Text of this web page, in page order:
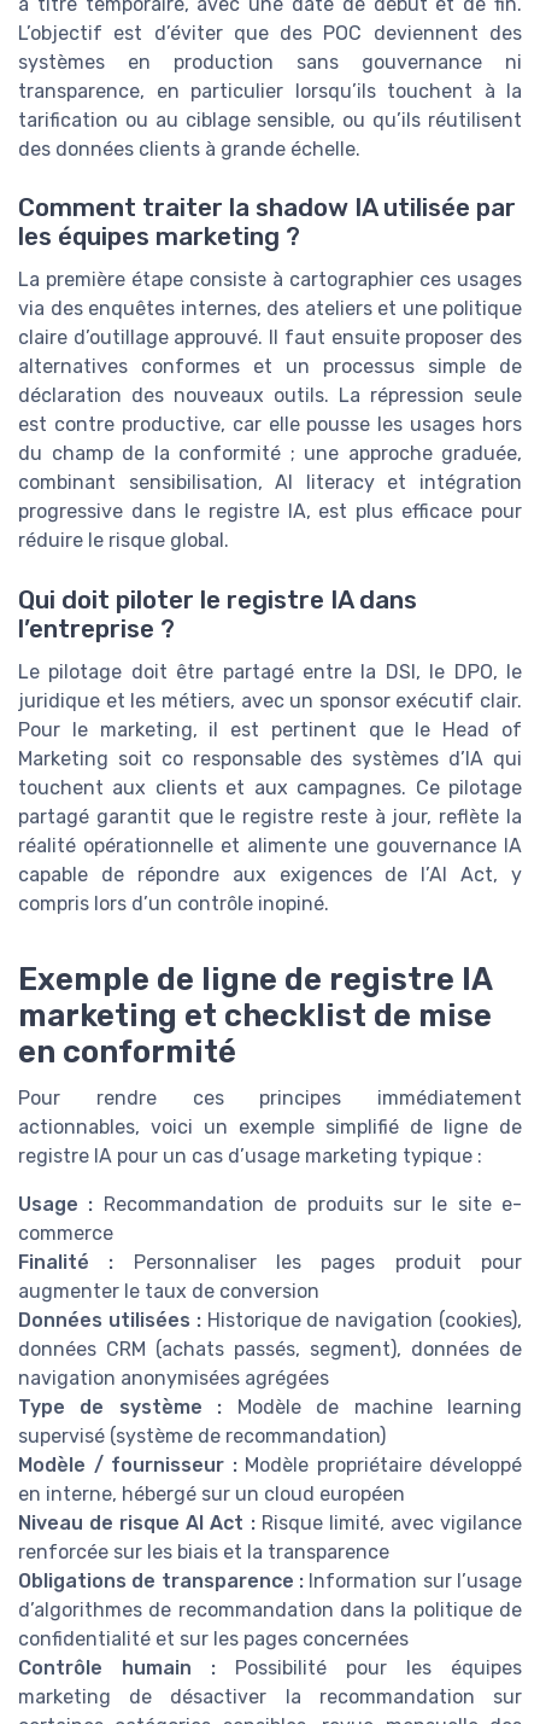
L’objectif est d’éviter que des POC deviennent des
systèmes en production sans gouvernance ni
transparence, en particulier lorsqu’ils touchent à la
tarification ou au ciblage sensible, ou qu’ils réutilisent
des données clients à grande échelle.
Comment traiter la shadow IA utilisée par
les équipes marketing ?
La première étape consiste à cartographier ces usages
via des enquêtes internes, des ateliers et une politique
claire d’outillage approuvé. Il faut ensuite proposer des
alternatives conformes et un processus simple de
déclaration des nouveaux outils. La répression seule
est contre productive, car elle pousse les usages hors
du champ de la conformité ; une approche graduée,
combinant sensibilisation, AI literacy et intégration
progressive dans le registre IA, est plus efficace pour
réduire le risque global.
Qui doit piloter le registre IA dans
l’entreprise ?
Le pilotage doit être partagé entre la DSI, le DPO, le
juridique et les métiers, avec un sponsor exécutif clair.
Pour le marketing, il est pertinent que le Head of
Marketing soit co responsable des systèmes d’IA qui
touchent aux clients et aux campagnes. Ce pilotage
partagé garantit que le registre reste à jour, reflète la
réalité opérationnelle et alimente une gouvernance IA
capable de répondre aux exigences de l’AI Act, y
compris lors d’un contrôle inopiné.
Exemple de ligne de registre IA
marketing et checklist de mise
en conformité
Pour rendre ces principes immédiatement
actionnables, voici un exemple simplifié de ligne de
registre IA pour un cas d’usage marketing typique :
Usage : Recommandation de produits sur le site e-
commerce
Finalité : Personnaliser les pages produit pour
augmenter le taux de conversion
Données utilisées :Historique de navigation (cookies),
données CRM (achats passés, segment), données de
navigation anonymisées agrégées
Type de système : Modèle de machine learning
supervisé (système de recommandation)
Modèle / fournisseur :Modèle propriétaire développé
en interne, hébergé sur un cloud européen
Niveau de risque AI Act :Risque limité, avec vigilance
renforcée sur les biais et la transparence
Obligations de transparence : Information sur l’usage
d’algorithmes de recommandation dans la politique de
confidentialité et sur les pages concernées
Contrôle humain : Possibilité pour les équipes
marketing de désactiver la recommandation sur